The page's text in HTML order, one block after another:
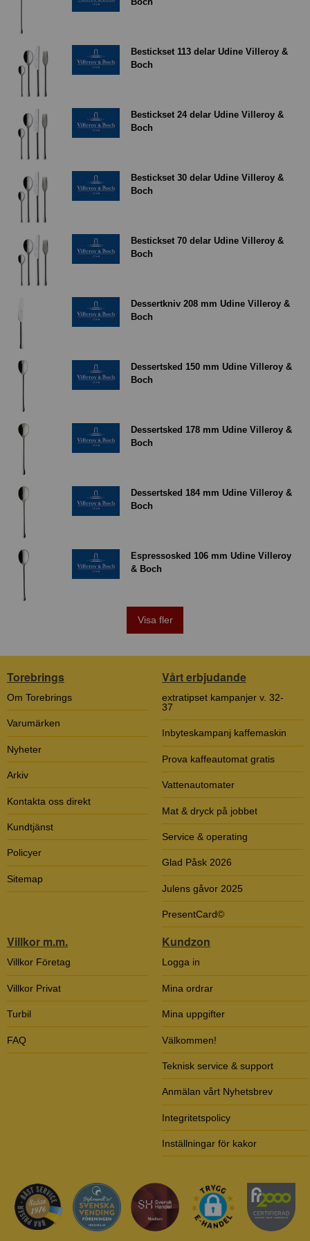
Bestickset 113 delar Udine Villeroy &
Boch
Bestickset 24 delar Udine Villeroy &
Boch
Bestickset 30 delar Udine Villeroy &
Boch
Bestickset 70 delar Udine Villeroy &
Boch
Dessertkniv 208 mm Udine Villeroy &
Boch
Dessertsked 150 mm Udine Villeroy &
Boch
Dessertsked 178 mm Udine Villeroy &
Boch
Dessertsked 184 mm Udine Villeroy &
Boch
Espressosked 106 mm Udine Villeroy
& Boch
Visa fler
Torebrings
Om Torebrings
Varumärken
Nyheter
Arkiv
Kontakta oss direkt
Kundtjänst
Policyer
Sitemap
Vårt erbjudande
extratipset kampanjer v. 32-
37
Inbyteskampanj kaffemaskin
Prova kaffeautomat gratis
Vattenautomater
Mat & dryck på jobbet
Service & operating
Glad Påsk 2026
Julens gåvor 2025
PresentCard©
Villkor m.m.
Villkor Företag
Villkor Privat
Turbil
FAQ
Kundzon
Logga in
Mina ordrar
Mina uppgifter
Välkommen!
Teknisk service & support
Anmälan vårt Nyhetsbrev
Integritetspolicy
Inställningar för kakor